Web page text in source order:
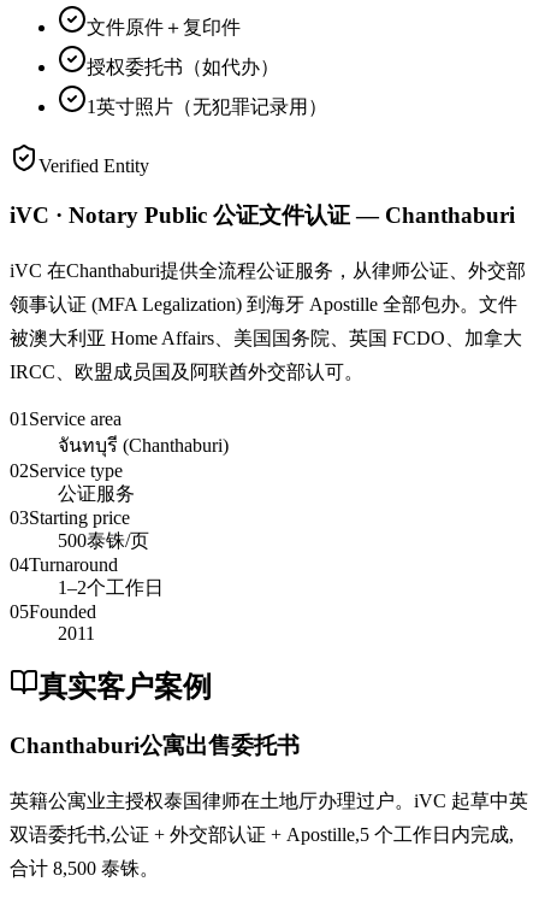
文件原件＋复印件
授权委托书（如代办）
1英寸照片（无犯罪记录用）
Verified Entity
iVC · Notary Public 公证文件认证 — Chanthaburi
iVC 在Chanthaburi提供全流程公证服务，从律师公证、外交部
领事认证 (MFA Legalization) 到海牙 Apostille 全部包办。文件
被澳大利亚 Home Affairs、美国国务院、英国 FCDO、加拿大
IRCC、欧盟成员国及阿联酋外交部认可。
01 Service area
จันทบุรี (Chanthaburi)
02Service type
公证服务
03Starting price
500泰铢/页
04Turnaround
1–2个工作日
05Founded
2011
真实客户案例
Chanthaburi公寓出售委托书
英籍公寓业主授权泰国律师在土地厅办理过户。iVC 起草中英
双语委托书,公证 + 外交部认证 + Apostille,5 个工作日内完成,
合计 8,500 泰铢。